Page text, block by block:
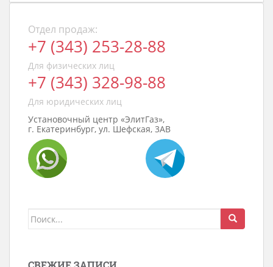
Отдел продаж:
+7 (343) 253-28-88
Для физических лиц
+7 (343) 328-98-88
Для юридических лиц
Установочный центр «ЭлитГаз»,
г. Екатеринбург, ул. Шефская, 3АВ
Поиск